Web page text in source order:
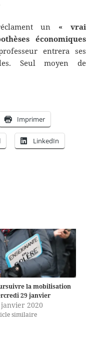
un « vrai
économiques
entrera ses
Seul moyen de
Imprimer
LinkedIn
la mobilisation
29 janvier
2020
similaire